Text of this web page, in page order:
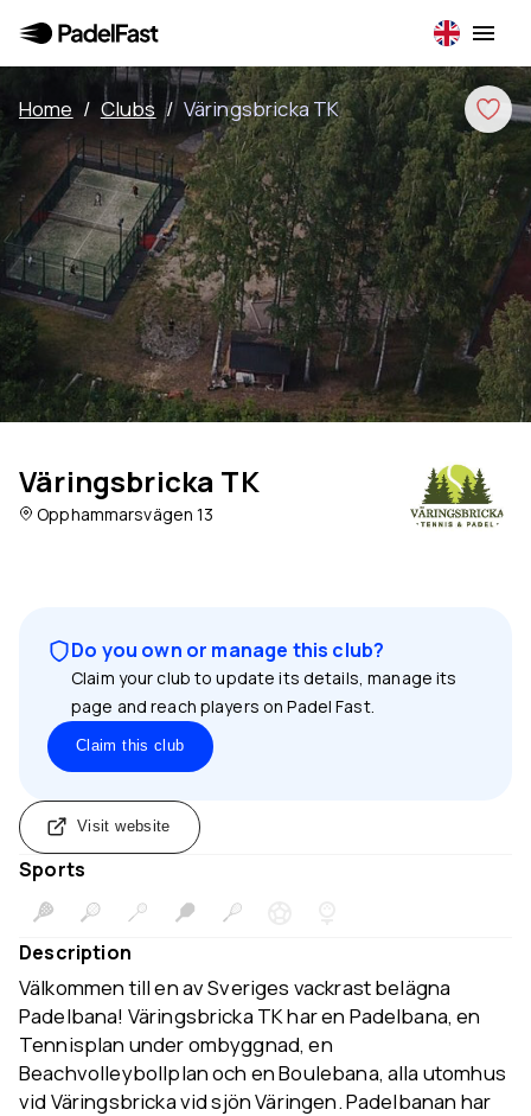
Home / Clubs / Väringsbricka TK
Väringsbricka TK
Opphammarsvägen 13
Do you own or manage this club?
Claim your club to update its details, manage its
page and reach players on Padel Fast.
Claim this club
Visit website
Sports
Description
Välkommen till en av Sveriges vackrast belägna
Padelbana! Väringsbricka TK har en Padelbana, en
Tennisplan under ombyggnad, en
Beachvolleybollplan och en Boulebana, alla utomhus
vid Väringsbricka vid sjön Väringen. Padelbanan har